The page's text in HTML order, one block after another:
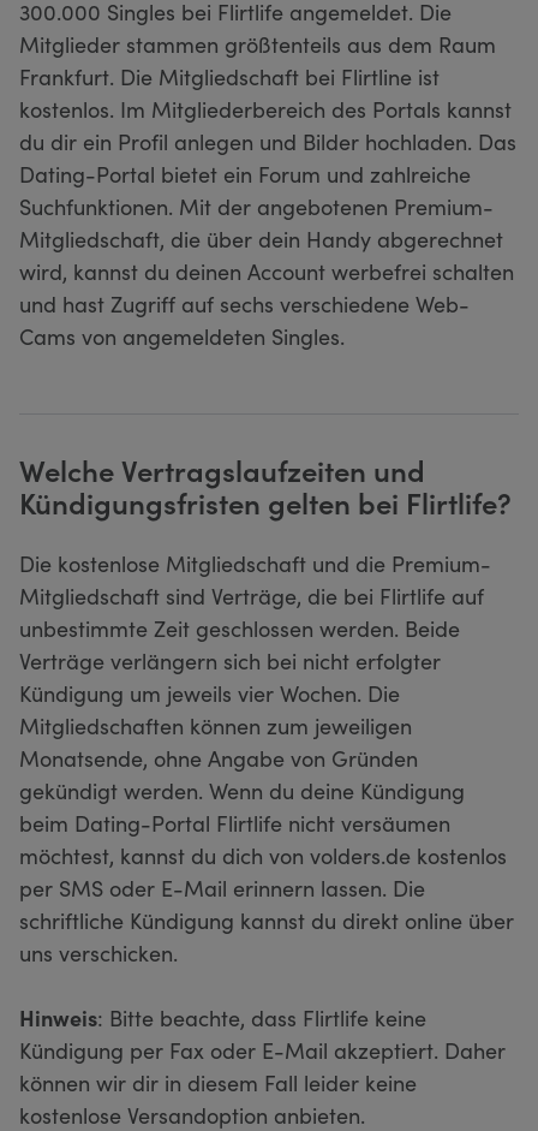
300.000 Singles bei Flirtlife angemeldet. Die
Mitglieder stammen größtenteils aus dem Raum
Frankfurt. Die Mitgliedschaft bei Flirtline ist
kostenlos. Im Mitgliederbereich des Portals kannst
du dir ein Profil anlegen und Bilder hochladen. Das
Dating-Portal bietet ein Forum und zahlreiche
Suchfunktionen. Mit der angebotenen Premium-
Mitgliedschaft, die über dein Handy abgerechnet
wird, kannst du deinen Account werbefrei schalten
und hast Zugriff auf sechs verschiedene Web-
Cams von angemeldeten Singles.
Welche Vertragslaufzeiten und
Kündigungsfristen gelten bei Flirtlife?
Die kostenlose Mitgliedschaft und die Premium-
Mitgliedschaft sind Verträge, die bei Flirtlife auf
unbestimmte Zeit geschlossen werden. Beide
Verträge verlängern sich bei nicht erfolgter
Kündigung um jeweils vier Wochen. Die
Mitgliedschaften können zum jeweiligen
Monatsende, ohne Angabe von Gründen
gekündigt werden. Wenn du deine Kündigung
beim Dating-Portal Flirtlife nicht versäumen
möchtest, kannst du dich von volders.de kostenlos
per SMS oder E-Mail erinnern lassen. Die
schriftliche Kündigung kannst du direkt online über
uns verschicken.
Hinweis: Bitte beachte, dass Flirtlife keine
Kündigung per Fax oder E-Mail akzeptiert. Daher
können wir dir in diesem Fall leider keine
kostenlose Versandoption anbieten.